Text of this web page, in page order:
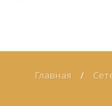
Главная /